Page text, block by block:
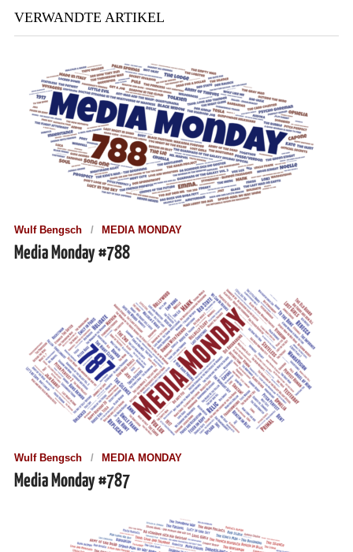
VERWANDTE ARTIKEL
Wulf Bengsch MEDIA MONDAY
Media Monday #788
Wulf Bengsch MEDIA MONDAY
Media Monday #787